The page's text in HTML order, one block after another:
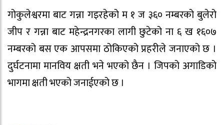
गोकुलेश्वरमा बाट गन्ना गइरहेको म १ ज ३६० नम्बरको बुलेरो
जीप र गन्ना बाट महेन्द्रनगरका लागी छुटेको ना ६ ख १६०७
नम्बरको बस एक आपसमा ठोकिएको प्रहरीले जनाएको छ ।
दुर्घटनामा मानविय क्षती भने भएको छैन । जिपको अगाडिको
भागमा क्षती भएको जनाईएको छ ।